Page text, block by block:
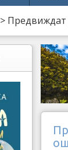
> Предвиждат